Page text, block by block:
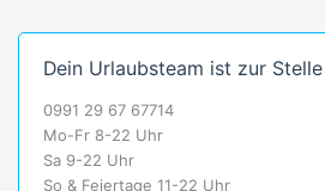
Dein Urlaubsteam ist zur Stelle
0991 29 67 67714
Mo-Fr 8-22 Uhr
Sa 9-22 Uhr
So & Feiertage 11-22 Uhr